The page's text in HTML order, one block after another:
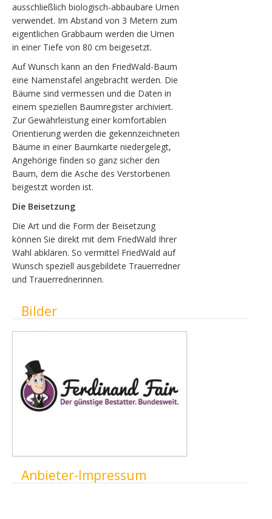
ausschließlich biologisch-abbaubare Urnen
verwendet. Im Abstand von 3 Metern zum
eigentlichen Grabbaum werden die Urnen
in einer Tiefe von 80 cm beigesetzt.
Auf Wunsch kann an den FriedWald-Baum
eine Namenstafel angebracht werden. Die
Bäume sind vermessen und die Daten in
einem speziellen Baumregister archiviert.
Zur Gewährleistung einer komfortablen
Orientierung werden die gekennzeichneten
Bäume in einer Baumkarte niedergelegt,
Angehörige finden so ganz sicher den
Baum, dem die Asche des Verstorbenen
beigestzt worden ist.
Die Beisetzung
Die Art und die Form der Beisetzung
können Sie direkt mit dem FriedWald Ihrer
Wahl abklären. So vermittel FriedWald auf
Wunsch speziell ausgebildete Trauerredner
und Trauerrednerinnen.
Ausblenden
Bilder
Ausblenden
Anbieter-Impressum